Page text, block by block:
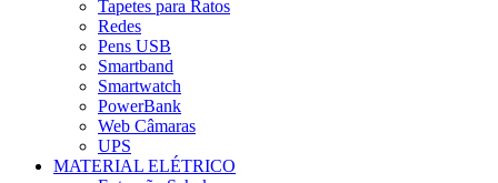
Tapetes para Ratos
Redes
Pens USB
Smartband
Smartwatch
PowerBank
Web Câmaras
UPS
MATERIAL ELÉTRICO